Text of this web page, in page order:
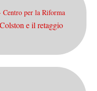
Centro per la Riforma
e il retaggio